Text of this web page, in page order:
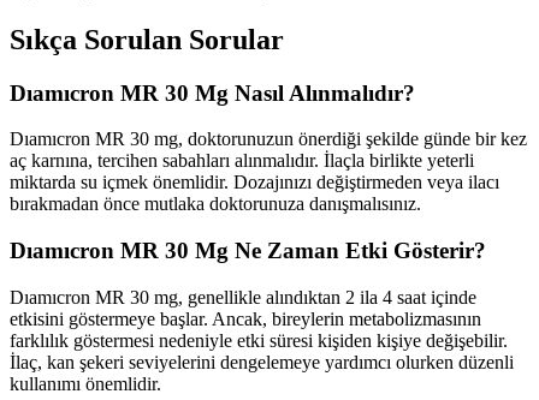
Sıkça Sorulan Sorular
Dıamıcron MR 30 Mg Nasıl Alınmalıdır?
Dıamıcron MR 30 mg, doktorunuzun önerdiği şekilde günde bir kez
aç karnına, tercihen sabahları alınmalıdır. İlaçla birlikte yeterli
miktarda su içmek önemlidir. Dozajınızı değiştirmeden veya ilacı
bırakmadan önce mutlaka doktorunuza danışmalısınız.
Dıamıcron MR 30 Mg Ne Zaman Etki Gösterir?
Dıamıcron MR 30 mg, genellikle alındıktan 2 ila 4 saat içinde
etkisini göstermeye başlar. Ancak, bireylerin metabolizmasının
farklılık göstermesi nedeniyle etki süresi kişiden kişiye değişebilir.
İlaç, kan şekeri seviyelerini dengelemeye yardımcı olurken düzenli
kullanımı önemlidir.